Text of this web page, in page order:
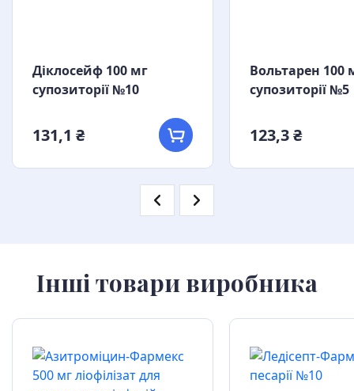
Діклосейф 100 мг
супозиторії №10
131,1 ₴
Вольтарен 100
супозиторії №5
123,3 ₴
Інші товари виробника